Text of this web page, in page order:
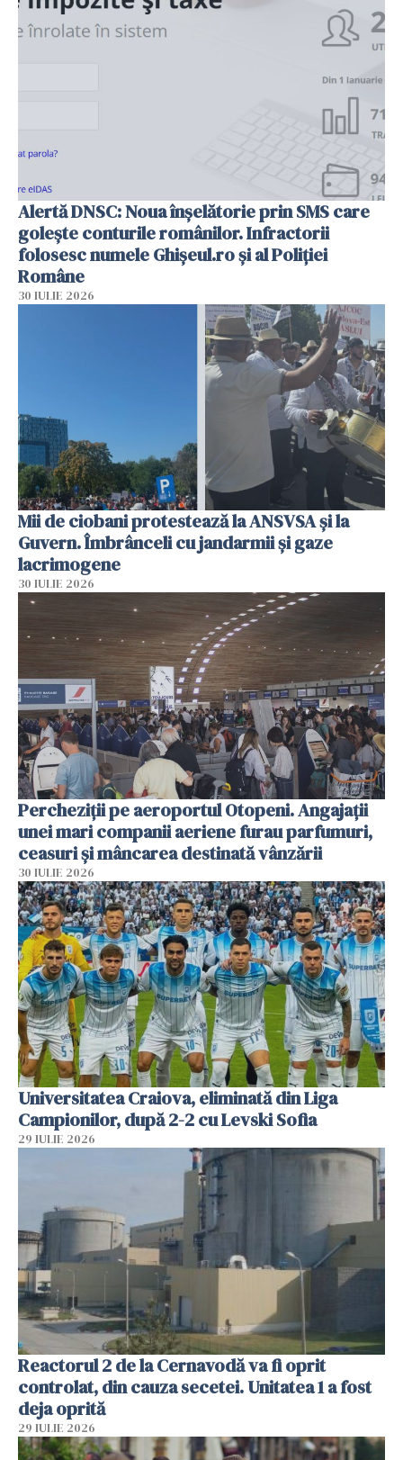
Alertă DNSC: Noua înșelătorie prin SMS care
golește conturile românilor. Infractorii
folosesc numele Ghișeul.ro și al Poliției
Române
30 IULIE 2026
Mii de ciobani protestează la ANSVSA și la
Guvern. Îmbrânceli cu jandarmii și gaze
lacrimogene
30 IULIE 2026
Percheziții pe aeroportul Otopeni. Angajații
unei mari companii aeriene furau parfumuri,
ceasuri și mâncarea destinată vânzării
30 IULIE 2026
Universitatea Craiova, eliminată din Liga
Campionilor, după 2-2 cu Levski Sofia
29 IULIE 2026
Reactorul 2 de la Cernavodă va fi oprit
controlat, din cauza secetei. Unitatea 1 a fost
deja oprită
29 IULIE 2026